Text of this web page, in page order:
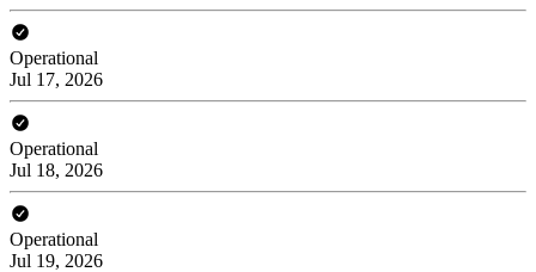
Operational
Jul 17, 2026
Operational
Jul 18, 2026
Operational
Jul 19, 2026